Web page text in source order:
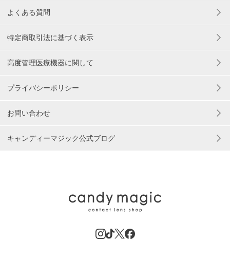
よくある質問
特定商取引法に基づく表示
高度管理医療機器に関して
プライバシーポリシー
お問い合わせ
キャンディーマジック公式ブログ